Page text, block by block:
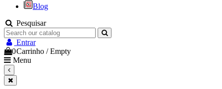
Blog
Pesquisar
Entrar
0Carrinho /Empty
Menu